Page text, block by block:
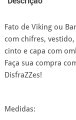
Fato de Viking ou
com chifres,
cinto e capa com
Faça sua compra
DisfraZZes!
Medidas: